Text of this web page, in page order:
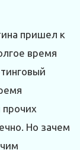
пришел к
время
Но зачем